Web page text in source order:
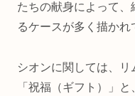
たちの献身によって
るケースが多く描かれ
シオンに関しては、
「祝福（ギフト）」